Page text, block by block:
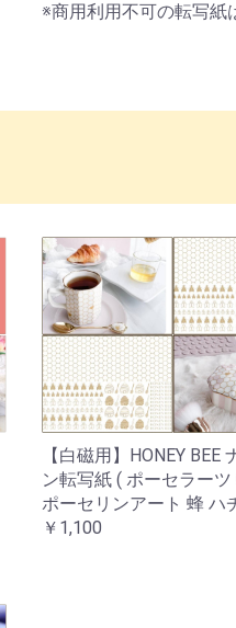
※商用利用不可の転写紙
【白磁用】HONEY BEE
ン転写紙 ( ポーセラー
ポーセリンアート 蜂 ハ
￥1,100